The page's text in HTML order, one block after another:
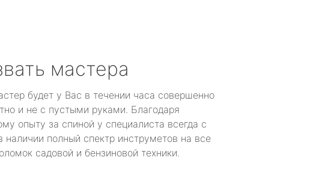
мастера
будет у Вас в течении часа совершенно
и не с пустыми руками. Благодаря
опыту за спиной у специалиста всегда с
наличии полный спектр инструметов на все
садовой и бензиновой техники.